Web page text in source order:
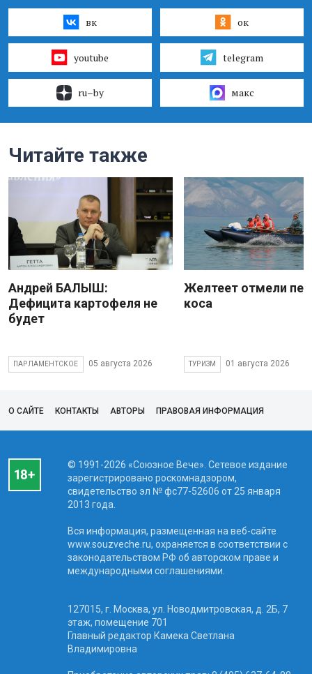
вк ок
youtube telegram
ru–by макс
Читайте также
Андрей БАЛЫШ:
Дефицита картофеля не
будет
ПАРЛАМЕНТСКОЕ 05 августа 2026
Желтеет отмели
коса
ТУРИЗМ 01 августа 2026
О САЙТЕ КОНТАКТЫ АВТОРЫ ПРАВОВАЯ ИНФОРМАЦИЯ
© 1991-2026 «Союзное Вече». Сетевое издание
зарегистрировано роскомнадзором,
свидетельство эл № фc77-52606 от 25 января
2013 года.
Вся информация, размещенная на веб-сайте
www.souzveche.ru, охраняется в соответствии с
законодательством РФ об авторском праве и
международными соглашениями.
127015, г. Москва, ул. Новодмитровская, д. 2Б, 7
этаж, помещение 701
Главный редактор Камека Светлана
Владимировна